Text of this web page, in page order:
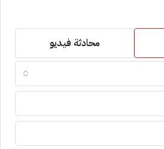
محادثة فيديو